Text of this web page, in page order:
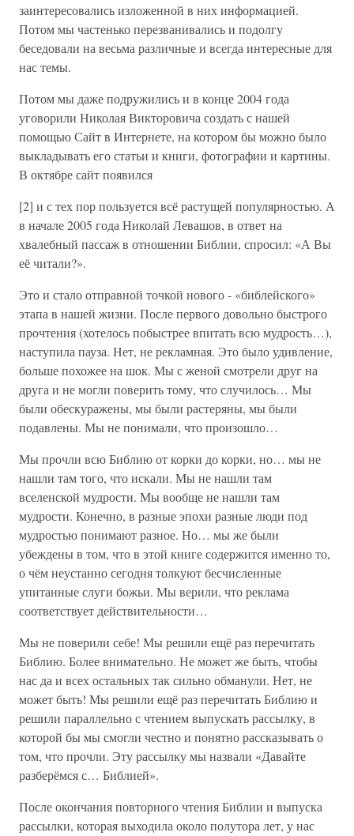
заинтересовались изложенной в них информацией.
Потом мы частенько перезванивались и подолгу
беседовали на весьма различные и всегда интересные для
нас темы.
Потом мы даже подружились и в конце 2004 года
уговорили Николая Викторовича создать с нашей
помощью Сайт в Интернете, на котором бы можно было
выкладывать его статьи и книги, фотографии и картины.
В октябре сайт появился
[2] и с тех пор пользуется всё растущей популярностью. А
в начале 2005 года Николай Левашов, в ответ на
хвалебный пассаж в отношении Библии, спросил: «А Вы
её читали?».
Это и стало отправной точкой нового - «библейского»
этапа в нашей жизни. После первого довольно быстрого
прочтения (хотелось побыстрее впитать всю мудрость…),
наступила пауза. Нет, не рекламная. Это было удивление,
больше похожее на шок. Мы с женой смотрели друг на
друга и не могли поверить тому, что случилось… Мы
были обескуражены, мы были растеряны, мы были
подавлены. Мы не понимали, что произошло…
Мы прочли всю Библию от корки до корки, но… мы не
нашли там того, что искали. Мы не нашли там
вселенской мудрости. Мы вообще не нашли там
мудрости. Конечно, в разные эпохи разные люди под
мудростью понимают разное. Но… мы же были
убеждены в том, что в этой книге содержится именно то,
о чём неустанно сегодня толкуют бесчисленные
упитанные слуги божьи. Мы верили, что реклама
соответствует действительности…
Мы не поверили себе! Мы решили ещё раз перечитать
Библию. Более внимательно. Не может же быть, чтобы
нас да и всех остальных так сильно обманули. Нет, не
может быть! Мы решили ещё раз перечитать Библию и
решили параллельно с чтением выпускать рассылку, в
которой бы мы смогли честно и понятно рассказывать о
том, что прочли. Эту рассылку мы назвали «Давайте
разберёмся с… Библией».
После окончания повторного чтения Библии и выпуска
рассылки, которая выходила около полутора лет, у нас